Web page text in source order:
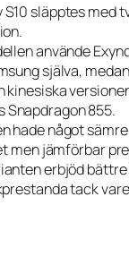
S10 släpptes med
använde
själva,
kinesiska
Snapdragon 855.
hade något sämre
men jämförbar
erbjöd
tack